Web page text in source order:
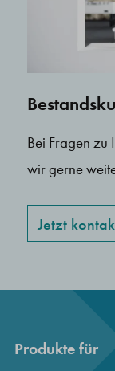
Bei Fragen zu
wir gerne
Jetzt
Produkte für